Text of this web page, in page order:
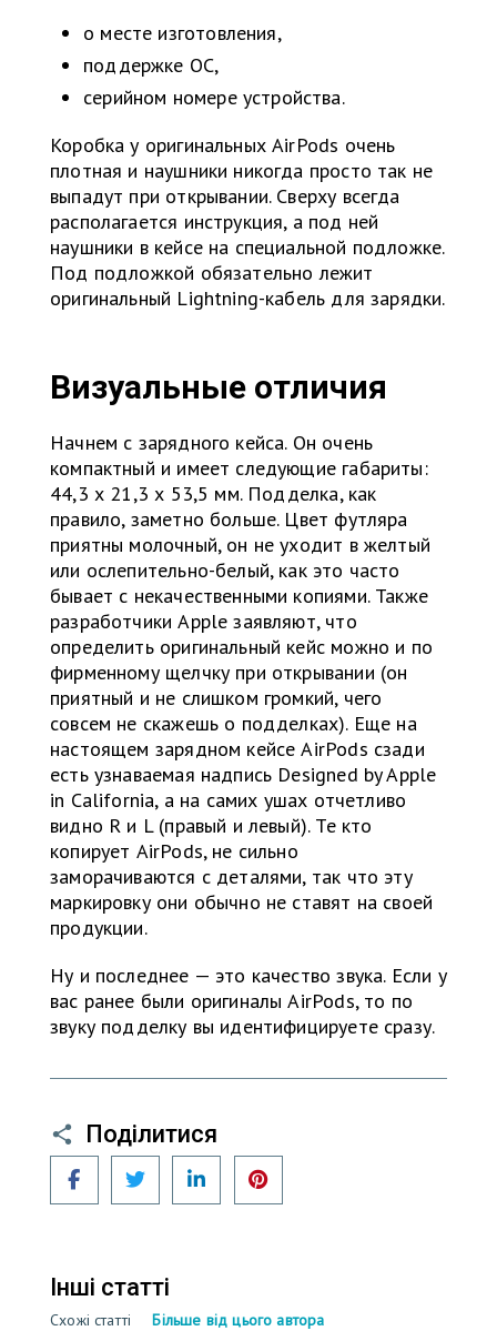
о месте изготовления,
поддержке ОС,
серийном номере устройства.
Коробка у оригинальных AirPods очень
плотная и наушники никогда просто так не
выпадут при открывании. Сверху всегда
располагается инструкция, а под ней
наушники в кейсе на специальной подложке.
Под подложкой обязательно лежит
оригинальный Lightning-кабель для зарядки.
Визуальные отличия
Начнем с зарядного кейса. Он очень
компактный и имеет следующие габариты:
44,3 х 21,3 х 53,5 мм. Подделка, как
правило, заметно больше. Цвет футляра
приятны молочный, он не уходит в желтый
или ослепительно-белый, как это часто
бывает с некачественными копиями. Также
разработчики Apple заявляют, что
определить оригинальный кейс можно и по
фирменному щелчку при открывании (он
приятный и не слишком громкий, чего
совсем не скажешь о подделках). Еще на
настоящем зарядном кейсе AirPods сзади
есть узнаваемая надпись Designed by Apple
in California, а на самих ушах отчетливо
видно R и L (правый и левый). Те кто
копирует AirPods, не сильно
заморачиваются с деталями, так что эту
маркировку они обычно не ставят на своей
продукции.
Ну и последнее — это качество звука. Если у
вас ранее были оригиналы AirPods, то по
звуку подделку вы идентифицируете сразу.
Поділитися
Facebook Twitter LinkedIn
Інші статті
Схожі статті Більше від цього автора